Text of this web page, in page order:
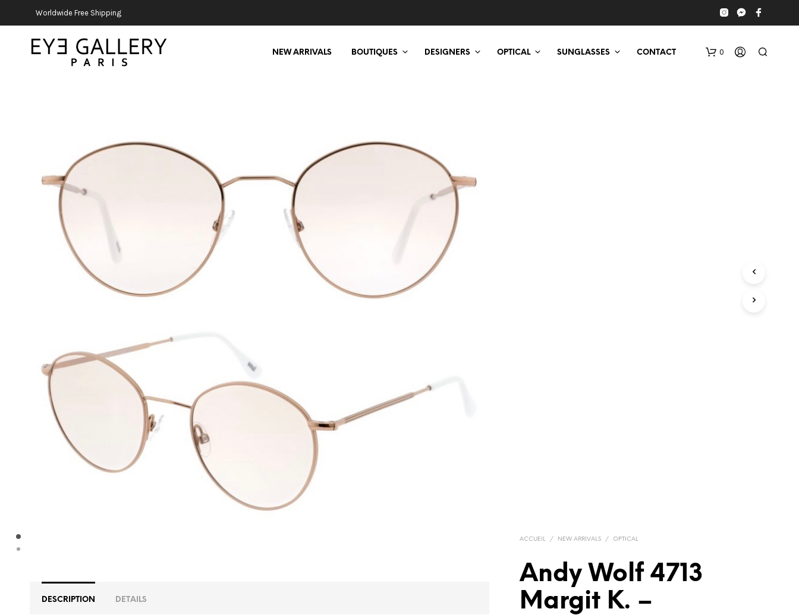
Worldwide Free Shipping
NEW ARRIVALS BOUTIQUES DESIGNERS OPTICAL SUNGLASSES CONTACT 0
ACCUEIL / NEW ARRIVALS / OPTICAL
Andy Wolf 4713
Margit K. –
DESCRIPTION DETAILS